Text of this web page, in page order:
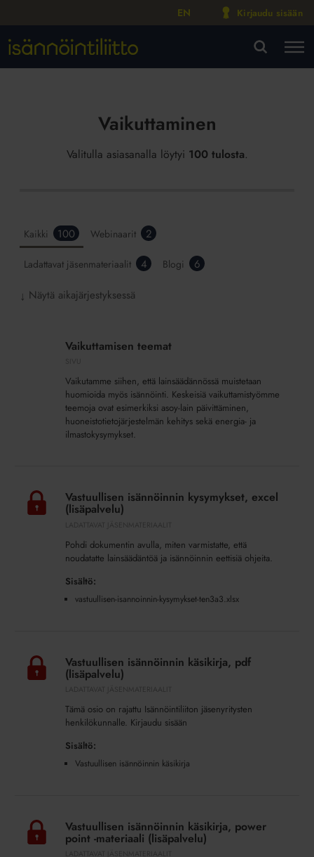
EN Kirjaudu sisään
Vaikuttaminen
Valitulla asiasanalla löytyi 100 tulosta.
Kaikki 100 Webinaarit 2
Ladattavat jäsenmateriaalit 4 Blogi 6
↓ Näytä aikajärjestyksessä
Vaikuttamisen teemat
Vaikutamme siihen, että lainsäädännössä muistetaan
huomioida myös isännöinti. Keskeisiä vaikuttamistyömme
teemoja ovat esimerkiksi asoy-lain päivittäminen,
huoneistotietojärjestelmän kehitys sekä energia- ja
ilmastokysymykset.
isännöinnin
kysymykset,
Vastuullisen isännöinnin kysymykset, excel
(lisäpalvelu)
Pohdi dokumentin avulla, miten varmistatte, että
noudatatte lainsäädäntöä ja isännöinnin eettisiä ohjeita.
Sisältö:
vastuullisen-isannoinnin-kysymykset-ten3a3.xlsx
isännöinnin
käsikirja,
Vastuullisen isännöinnin käsikirja, pdf
(lisäpalvelu)
Tämä osio on rajattu Isännöintiliiton jäsenyritysten
henkilökunnalle. Kirjaudu sisään
Sisältö:
Vastuullisen isännöinnin käsikirja
isännöinnin
käsikirja,
power
Vastuullisen isännöinnin käsikirja, power
point -materiaali (lisäpalvelu)